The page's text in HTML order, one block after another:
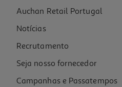
Pomada Nupercainal Retal 10mg/g
360 €/Kg
7,20 €
Auchan Retail Portugal
Notícias
Recrutamento
Seja nosso fornecedor
Campanhas e Passatempos